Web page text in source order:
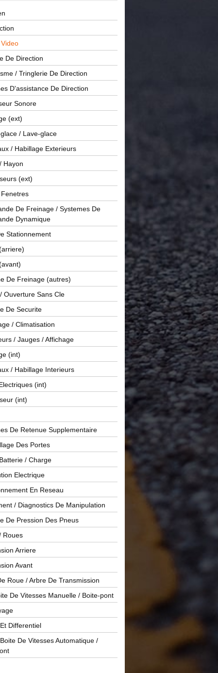
De Direction
/ Tringlerie De Direction
D'assistance De Direction
Sonore
(ext)
/ Lave-glace
/ Habillage Exterieurs
Hayon
(ext)
De Freinage / Systemes De
Dynamique
Stationnement
De Freinage (autres)
Ouverture Sans Cle
De Securite
/ Climatisation
/ Jauges / Affichage
(int)
/ Habillage Interieurs
(int)
(int)
De Retenue Supplementaire
Des Portes
/ Charge
Electrique
En Reseau
/ Diagnostics De Manipulation
De Pression Des Pneus
Roues
Arriere
Avant
Roue / Arbre De Transmission
De Vitesses Manuelle / Boite-pont
Differentiel
De Vitesses Automatique /